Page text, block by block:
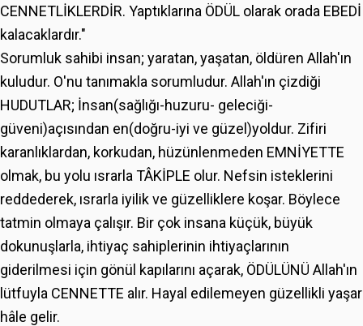
CENNETLİKLERDİR. Yaptıklarına ÖDÜL olarak orada EBEDİ
kalacaklardır."
Sorumluk sahibi insan; yaratan, yaşatan, öldüren Allah'ın
kuludur. O'nu tanımakla sorumludur. Allah'ın çizdiği
HUDUTLAR; İnsan(sağlığı-huzuru- geleciği-
güveni)açısından en(doğru-iyi ve güzel)yoldur. Zifiri
karanlıklardan, korkudan, hüzünlenmeden EMNİYETTE
olmak, bu yolu ısrarla TÂKİPLE olur. Nefsin isteklerini
reddederek, ısrarla iyilik ve güzelliklere koşar. Böylece
tatmin olmaya çalışır. Bir çok insana küçük, büyük
dokunuşlarla, ihtiyaç sahiplerinin ihtiyaçlarının
giderilmesi için gönül kapılarını açarak, ÖDÜLÜNÜ Allah'ın
lütfuyla CENNETTE alır. Hayal edilemeyen güzellikli yaşar
hâle gelir.